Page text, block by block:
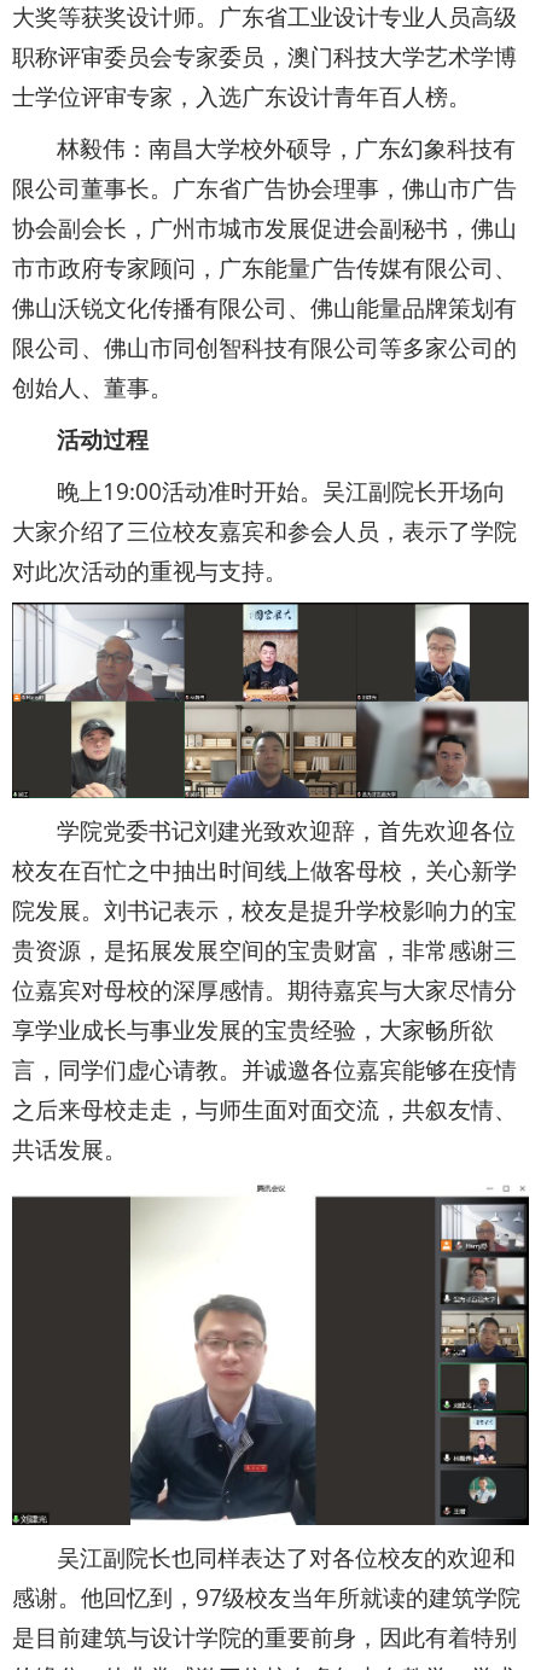
大奖等获奖设计师。广东省工业设计专业人员高级
职称评审委员会专家委员，澳门科技大学艺术学博
士学位评审专家，入选广东设计青年百人榜。
林毅伟：南昌大学校外硕导，广东幻象科技有
限公司董事长。广东省广告协会理事，佛山市广告
协会副会长，广州市城市发展促进会副秘书，佛山
市市政府专家顾问，广东能量广告传媒有限公司、
佛山沃锐文化传播有限公司、佛山能量品牌策划有
限公司、佛山市同创智科技有限公司等多家公司的
创始人、董事。
活动过程
晚上19:00活动准时开始。吴江副院长开场向
大家介绍了三位校友嘉宾和参会人员，表示了学院
对此次活动的重视与支持。
学院党委书记刘建光致欢迎辞，首先欢迎各位
校友在百忙之中抽出时间线上做客母校，关心新学
院发展。刘书记表示，校友是提升学校影响力的宝
贵资源，是拓展发展空间的宝贵财富，非常感谢三
位嘉宾对母校的深厚感情。期待嘉宾与大家尽情分
享学业成长与事业发展的宝贵经验，大家畅所欲
言，同学们虚心请教。并诚邀各位嘉宾能够在疫情
之后来母校走走，与师生面对面交流，共叙友情、
共话发展。
吴江副院长也同样表达了对各位校友的欢迎和
感谢。他回忆到，97级校友当年所就读的建筑学院
是目前建筑与设计学院的重要前身，因此有着特别